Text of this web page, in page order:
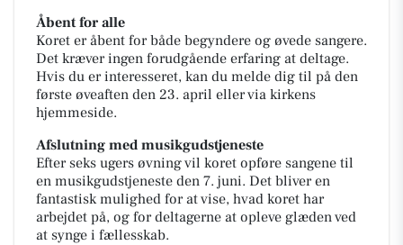
Åbent for alle
Koret er åbent for både begyndere og øvede sangere.
Det kræver ingen forudgående erfaring at deltage.
Hvis du er interesseret, kan du melde dig til på den
første øveaften den 23. april eller via kirkens
hjemmeside.
Afslutning med musikgudstjeneste
Efter seks ugers øvning vil koret opføre sangene til
en musikgudstjeneste den 7. juni. Det bliver en
fantastisk mulighed for at vise, hvad koret har
arbejdet på, og for deltagerne at opleve glæden ved
at synge i fællesskab.